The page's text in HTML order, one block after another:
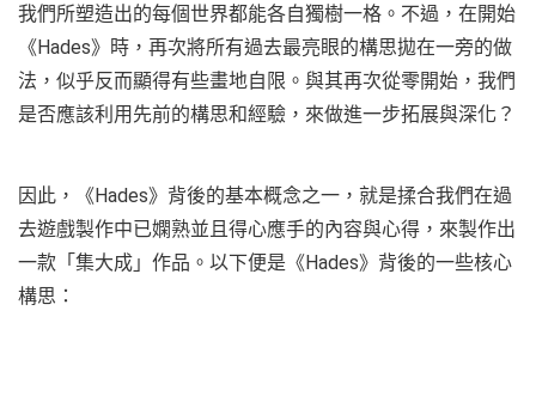
我們所塑造出的每個世界都能各自獨樹一格。不過，在開始
《Hades》時，再次將所有過去最亮眼的構思拋在一旁的做
法，似乎反而顯得有些畫地自限。與其再次從零開始，我們
是否應該利用先前的構思和經驗，來做進一步拓展與深化？
因此，《Hades》背後的基本概念之一，就是揉合我們在過
去遊戲製作中已嫻熟並且得心應手的內容與心得，來製作出
一款「集大成」作品。以下便是《Hades》背後的一些核心
構思：